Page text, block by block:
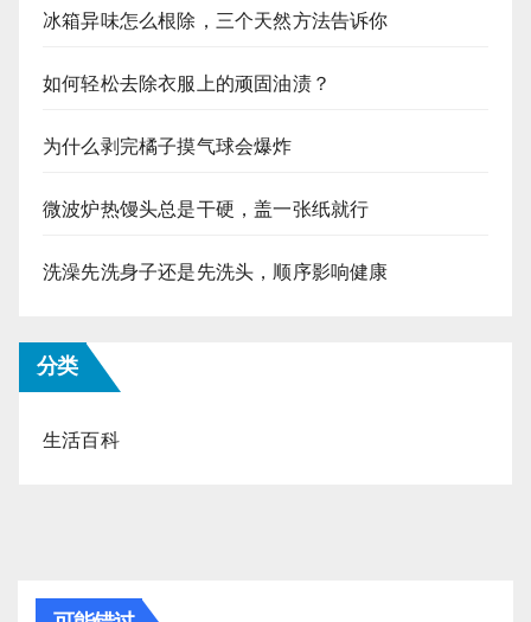
冰箱异味怎么根除，三个天然方法告诉你
如何轻松去除衣服上的顽固油渍？
为什么剥完橘子摸气球会爆炸
微波炉热馒头总是干硬，盖一张纸就行
洗澡先洗身子还是先洗头，顺序影响健康
分类
生活百科